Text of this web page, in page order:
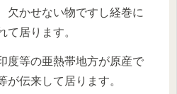
欠かせない物ですし経巻に
て居ります。
度等の亜熱帯地方が原産で
が伝来して居ります。